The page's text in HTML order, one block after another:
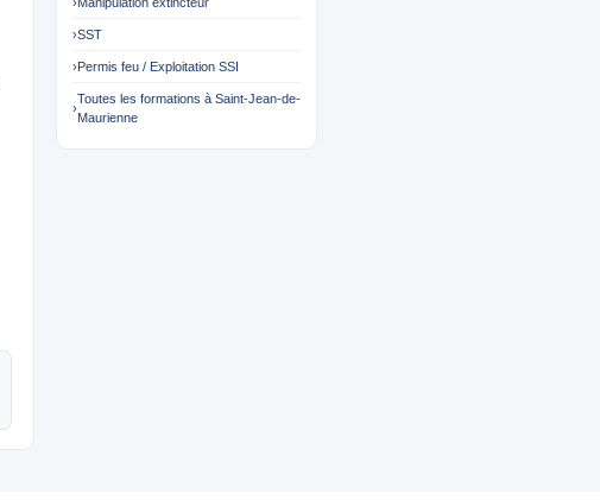
›SST
›Permis feu / Exploitation SSI
›
Toutes les formations à Saint-Jean-de-
Maurienne